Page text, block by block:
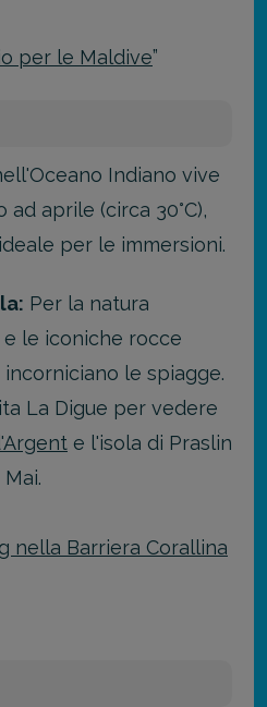
per le Maldive”
Indiano vive
aprile (circa 30°C),
per le immersioni.
Per la natura
le iconiche rocce
le spiagge.
La Digue per vedere
e l'isola di Praslin
nella Barriera Corallina